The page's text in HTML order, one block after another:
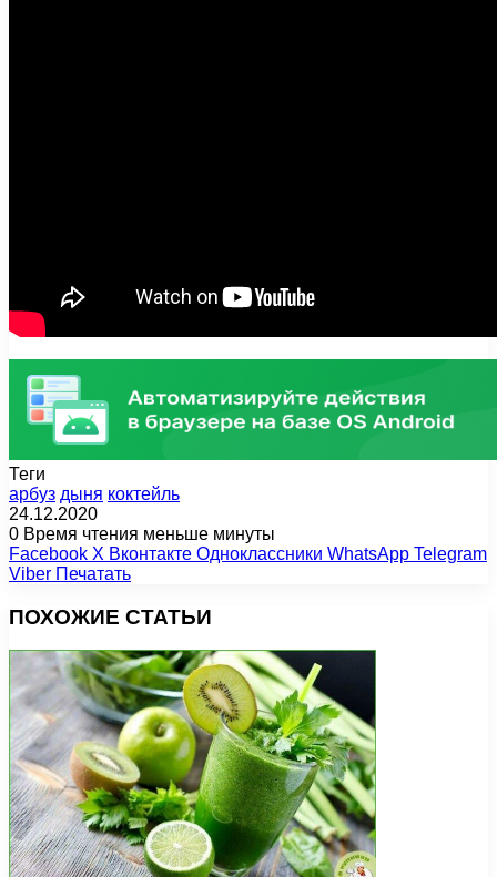
Теги
арбуз дыня коктейль
24.12.2020
0 Время чтения меньше минуты
Facebook X Вконтакте Одноклассники WhatsApp Telegram
Viber Печатать
ПОХОЖИЕ СТАТЬИ